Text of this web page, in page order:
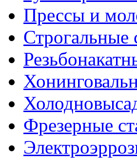
Прессы и
Строгальные
Фрезерные